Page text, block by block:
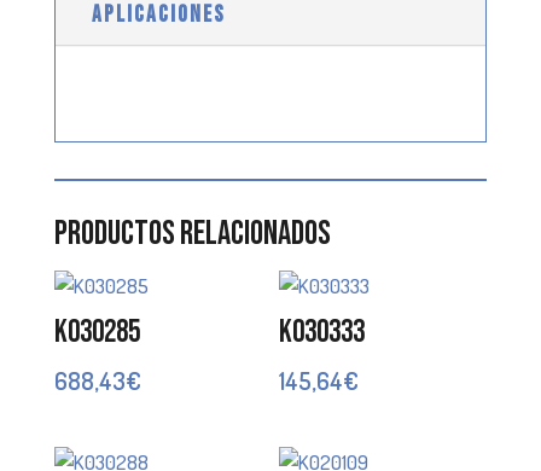
APLICACIONES
Productos relacionados
K030285
688,43€
K030333
145,64€